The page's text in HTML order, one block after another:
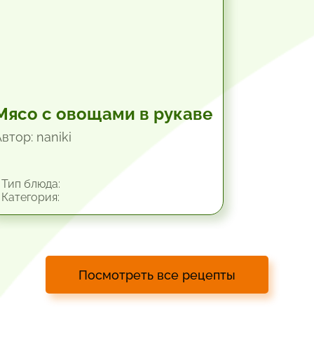
с овощами в рукаве
naniki
блюда:
Посмотреть все рецепты